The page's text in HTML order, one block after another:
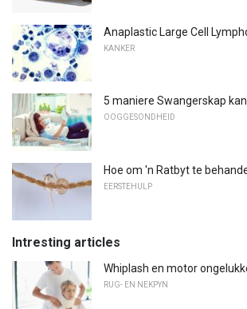
Anaplastic Large Cell
KANKER
5 maniere Swangerskap
OOGGESONDHEID
Hoe om 'n Ratbyt te
EERSTEHULP
Intresting articles
Whiplash en motor
RUG- EN NEKPYN